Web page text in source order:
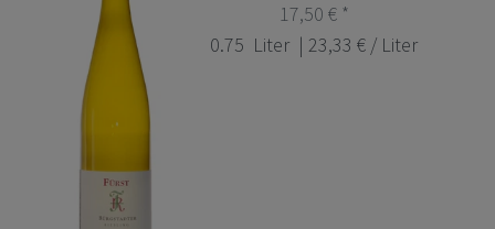
17,50 € *
0.75 Liter | 23,33 € / Liter